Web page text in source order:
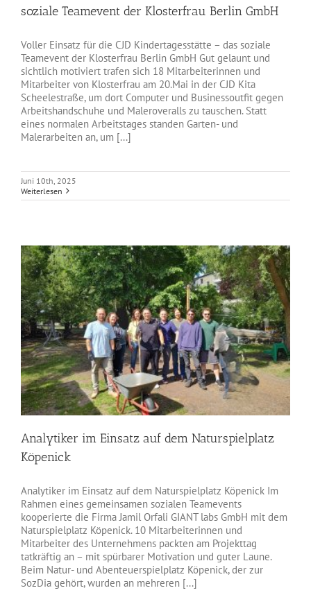
soziale Teamevent der Klosterfrau Berlin GmbH
Voller Einsatz für die CJD Kindertagesstätte – das soziale
Teamevent der Klosterfrau Berlin GmbH Gut gelaunt und
sichtlich motiviert trafen sich 18 Mitarbeiterinnen und
Mitarbeiter von Klosterfrau am 20.Mai in der CJD Kita
Scheelestraße, um dort Computer und Businessoutfit gegen
Arbeitshandschuhe und Maleroveralls zu tauschen. Statt
eines normalen Arbeitstages standen Garten- und
Malerarbeiten an, um [...]
Juni 10th, 2025
Weiterlesen
Analytiker im Einsatz auf dem Naturspielplatz
Köpenick
Analytiker im Einsatz auf dem Naturspielplatz Köpenick Im
Rahmen eines gemeinsamen sozialen Teamevents
kooperierte die Firma Jamil Orfali GIANT labs GmbH mit dem
Naturspielplatz Köpenick. 10 Mitarbeiterinnen und
Mitarbeiter des Unternehmens packten am Projekttag
tatkräftig an – mit spürbarer Motivation und guter Laune.
Beim Natur- und Abenteuerspielplatz Köpenick, der zur
SozDia gehört, wurden an mehreren [...]